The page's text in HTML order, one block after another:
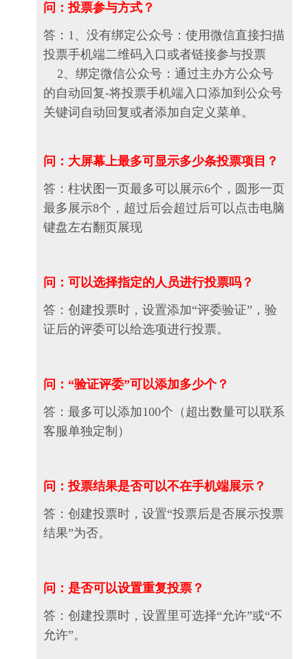
问：投票参与方式？
答：1、没有绑定公众号：使用微信直接扫描
投票手机端二维码入口或者链接参与投票
2、绑定微信公众号：通过主办方公众号
的自动回复-将投票手机端入口添加到公众号
关键词自动回复或者添加自定义菜单。
问：大屏幕上最多可显示多少条投票项目？
答：柱状图一页最多可以展示6个，圆形一页
最多展示8个，超过后会超过后可以点击电脑
键盘左右翻页展现
问：可以选择指定的人员进行投票吗？
答：创建投票时，设置添加“评委验证”，验
证后的评委可以给选项进行投票。
问：“验证评委”可以添加多少个？
答：最多可以添加100个（超出数量可以联系
客服单独定制）
问：投票结果是否可以不在手机端展示？
答：创建投票时，设置“投票后是否展示投票
结果”为否。
问：是否可以设置重复投票？
答：创建投票时，设置里可选择“允许”或“不
允许”。